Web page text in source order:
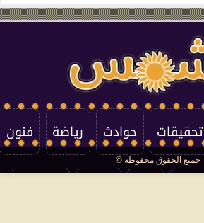
تحقيقات حوادث رياضة فنون
جميع الحقوق محفوظة ©